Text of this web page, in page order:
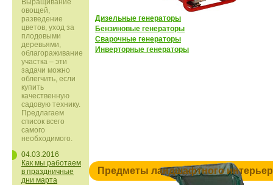
Выращивание
овощей,
разведение
цветов, уход за
плодовыми
деревьями,
облагораживание
участка – эти
задачи можно
облегчить, если
купить
качественную
садовую технику.
Предлагаем
список всего
самого
необходимого.
04.03.2016
Как мы работаем
в праздничные
дни марта
Дизельные генераторы
Бензиновые генераторы
Сварочные генераторы
Инверторные генераторы
Предметы ландшафтного